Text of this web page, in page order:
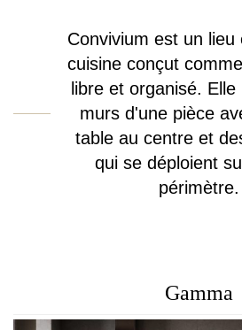
Convivium est un lieu
cuisine conçut
libre et organisé.
murs d'une pièce
table au centre et
qui se déploient
périmètre.
Gamma